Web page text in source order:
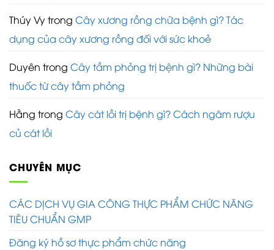
Thúy Vytrong Cây xương rồng chữa bệnh gì? Tác
dụng của cây xương rồng đối với sức khoẻ
Duyên trong Cây tầm phỏng trị bệnh gì? Những bài
thuốc từ cây tầm phỏng
Hằng trong Cây cát lồi trị bệnh gì? Cách ngâm rượu
củ cát lồi
CHUYÊN MỤC
CÁC DỊCH VỤ GIA CÔNG THỰC PHẨM CHỨC NĂNG
TIÊU CHUẨN GMP
Đăng ký hồ sơ thực phẩm chức năng